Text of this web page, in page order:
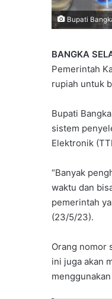
Bupati
BANGKA
Pemerintah
rupiah untuk
Bupati
sistem
Elektronik
“Banyak
waktu dan
pemerintah
(23/5/23).
Orang nomor
ini juga akan